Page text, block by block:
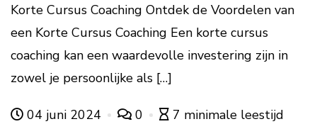
Korte Cursus Coaching Ontdek de Voordelen van
een Korte Cursus Coaching Een korte cursus
coaching kan een waardevolle investering zijn in
zowel je persoonlijke als […]
04 juni 2024 0 7 minimale leestijd